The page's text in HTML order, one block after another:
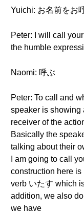
Yuichi: お名前をお
Peter: I will call
the humble
Naomi: 呼ぶ
Peter: To call and
speaker is showing
receiver of the
Basically the
talking about their
I am going to call
construction here is
verb いたす which
addition, we also
we have